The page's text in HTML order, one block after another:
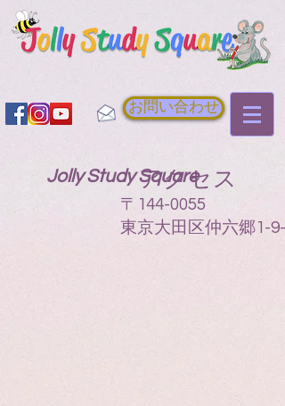
お問い合わせ
Jolly Study Square​
アクセス
〒144-0055
東京大田区仲六郷1-9-